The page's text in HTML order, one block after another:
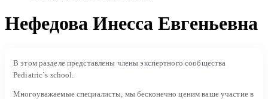
Нефедова Инесса Евгеньевна
В этом разделе представлены члены экспертного сообщества
Pediatric`s school.
Многоуважаемые специалисты, мы бесконечно ценим ваше участие в